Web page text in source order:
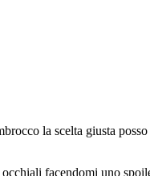
la scelta giusta
facendomi uno